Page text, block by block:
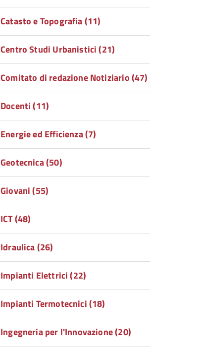
Catasto e Topografia (11)
Centro Studi Urbanistici (21)
Comitato di redazione Notiziario (47)
Docenti (11)
Energie ed Efficienza (7)
Geotecnica (50)
Giovani (55)
ICT (48)
Idraulica (26)
Impianti Elettrici (22)
Impianti Termotecnici (18)
Ingegneria per l'Innovazione (20)